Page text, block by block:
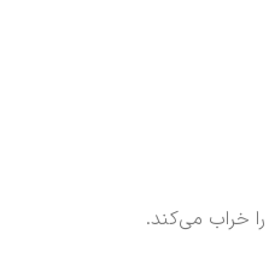
خراب می‌کند.